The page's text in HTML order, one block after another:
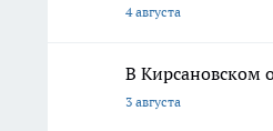
4 августа
В Кирсановском
3 августа